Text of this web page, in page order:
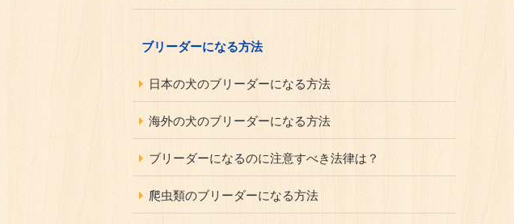
ブリーダーになる方法
日本の犬のブリーダーになる方法
海外の犬のブリーダーになる方法
ブリーダーになるのに注意すべき法律は？
爬虫類のブリーダーになる方法